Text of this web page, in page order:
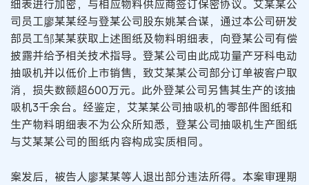
细表进行加密，与相应物料供应商签订保密协议。艾某某公
司员工廖某某经与登某公司股东姚某合谋，通过本公司研发
部员工邹某某获取上述图纸及物料明细表，向登某公司有偿
披露并给予相关技术指导。登某公司由此成功量产牙科电动
抽吸机并以低价上市销售，致艾某某公司部分订单被客户取
消，损失数额超600万元。此外登某公司另售其生产的该抽
吸机3千余台。经鉴定，艾某某公司抽吸机的零部件图纸和
生产物料明细表不为公众所知悉，登某公司抽吸机生产图纸
与艾某某公司的图纸内容构成实质相同。
案发后，被告人廖某某等人退出部分违法所得。本案审理期